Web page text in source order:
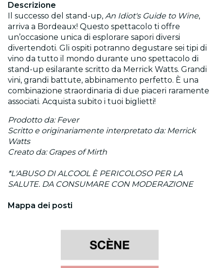
Descrizione
Il successo del stand-up, An Idiot's Guide to Wine,
arriva a Bordeaux! Questo spettacolo ti offre
un’occasione unica di esplorare sapori diversi
divertendoti. Gli ospiti potranno degustare sei tipi di
vino da tutto il mondo durante uno spettacolo di
stand-up esilarante scritto da Merrick Watts. Grandi
vini, grandi battute, abbinamento perfetto. È una
combinazione straordinaria di due piaceri raramente
associati. Acquista subito i tuoi biglietti!
Prodotto da: Fever
Scritto e originariamente interpretato da: Merrick
Watts
Creato da: Grapes of Mirth
*L'ABUSO DI ALCOOL È PERICOLOSO PER LA
SALUTE. DA CONSUMARE CON MODERAZIONE
Mappa dei posti